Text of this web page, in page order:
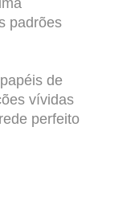
padrões
de
vívidas
perfeito